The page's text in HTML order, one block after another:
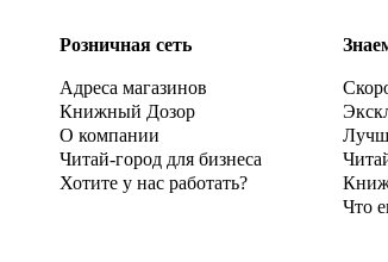
Розничная сеть
Адреса магазинов
Книжный Дозор
О компании
Читай-город для бизнеса
Хотите у нас работать?
Что